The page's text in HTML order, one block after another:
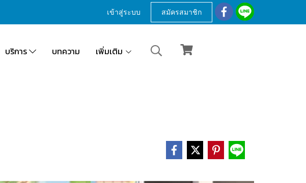
เข้าสู่ระบบ สมัครสมาชิก
บริการ บทความ เพิ่มเติม